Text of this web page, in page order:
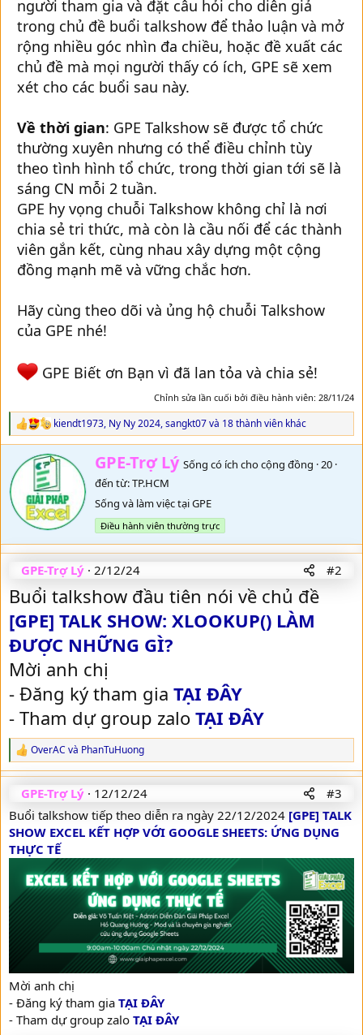
người tham gia và đặt câu hỏi cho diễn giả
trong chủ đề buổi talkshow để thảo luận và mở
rộng nhiều góc nhìn đa chiều, hoặc đề xuất các
chủ đề mà mọi người thấy có ích, GPE sẽ xem
xét cho các buổi sau này.
Về thời gian: GPE Talkshow sẽ được tổ chức
thường xuyên nhưng có thể điều chỉnh tùy
theo tình hình tổ chức, trong thời gian tới sẽ là
sáng CN mỗi 2 tuần.
GPE hy vọng chuỗi Talkshow không chỉ là nơi
chia sẻ tri thức, mà còn là cầu nối để các thành
viên gắn kết, cùng nhau xây dựng một cộng
đồng mạnh mẽ và vững chắc hơn.
Hãy cùng theo dõi và ủng hộ chuỗi Talkshow
của GPE nhé!
GPE Biết ơn Bạn vì đã lan tỏa và chia sẻ!
Chỉnh sửa lần cuối bởi điều hành viên: 28/11/24
R
e
c
t
o
n
:
kiendt1973, Ny Ny 2024,sangkt07và 18 thành viên khác
W
r
i
t
t
e
n
y
GPE-Trợ Lý Sống có ích cho cộng đồng ·20 ·
đến từ:TP.HCM
Sống và làm việc tại GPE
Điều hành viên thường trực
GPE-Trợ Lý 2/12/24 #2
Buổi talkshow đầu tiên nói về chủ đề
[GPE] TALK SHOW: XLOOKUP() LÀM
ĐƯỢC NHỮNG GÌ?
Mời anh chị
- Đăng ký tham gia TẠI ĐÂY
- Tham dự group zalo TẠI ĐÂY
R
e
a
i
o
n
s
OverAC và PhanTuHuong
GPE-Trợ Lý 12/12/24
#3
Buổi talkshow tiếp theo diễn ra ngày 22/12/2024 [GPE] TALK
SHOW EXCEL KẾT HỢP VỚI GOOGLE SHEETS: ỨNG DỤNG
THỰC TẾ
Mời anh chị
- Đăng ký tham gia TẠI ĐÂY
- Tham dự group zalo TẠI ĐÂY